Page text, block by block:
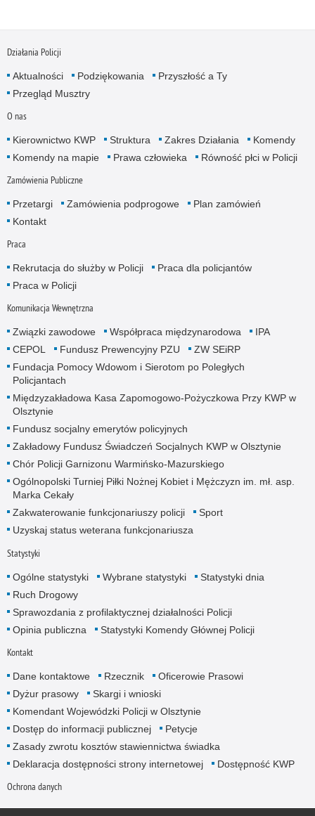
Działania Policji
Aktualności Podziękowania
Przyszłość a Ty
Przegląd Musztry
O nas
Kierownictwo KWP Struktura Zakres Działania
Komendy
Komendy na mapie
Prawa człowieka Równość płci w Policji
Zamówienia Publiczne
Przetargi Zamówienia podprogowe
Plan zamówień
Kontakt
Praca
Rekrutacja do służby w Policji
Praca dla policjantów
Praca w Policji
Komunikacja Wewnętrzna
Związki zawodowe Współpraca międzynarodowa
IPA
CEPOL
Fundusz Prewencyjny PZU
ZW SEiRP
Fundacja Pomocy Wdowom i Sierotom po Poległych
Policjantach
Międzyzakładowa Kasa Zapomogowo-Pożyczkowa Przy KWP w
Olsztynie
Fundusz socjalny emerytów policyjnych
Zakładowy Fundusz Świadczeń Socjalnych KWP w Olsztynie
Chór Policji Garnizonu Warmińsko-Mazurskiego
Ogólnopolski Turniej Piłki Nożnej Kobiet i Mężczyzn im. mł. asp.
Marka Cekały
Zakwaterowanie funkcjonariuszy policji
Sport
Uzyskaj status weterana funkcjonariusza
Statystyki
Ogólne statystyki Wybrane statystyki
Statystyki dnia
Ruch Drogowy
Sprawozdania z profilaktycznej działalności Policji
Opinia publiczna
Statystyki Komendy Głównej Policji
Kontakt
Dane kontaktowe Rzecznik
Oficerowie Prasowi
Dyżur prasowy
Skargi i wnioski
Komendant Wojewódzki Policji w Olsztynie
Dostęp do informacji publicznej
Petycje
Zasady zwrotu kosztów stawiennictwa świadka
Deklaracja dostępności strony internetowej
Dostępność KWP
Ochrona danych